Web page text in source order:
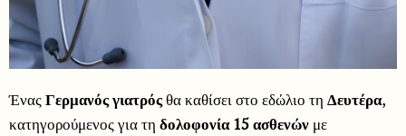
ΈναςΓερμανός γιατρόςθα καθίσει στο εδώλιο τη Δευτέρα,
κατηγορούμενος για τη δολοφονία 15 ασθενών με